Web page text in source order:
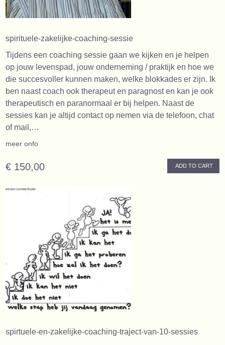
spirituele-zakelijke-coaching-sessie
Tijdens een coaching sessie gaan we kijken en je helpen
op jouw levenspad, jouw onderneming / praktijk en hoe we
die succesvoller kunnen maken, welke blokkades er zijn. Ik
ben naast coach ook therapeut en paragnost en kan je ook
therapeutisch en paranormaal er bij helpen. Naast de
sessies kan je altijd contact op nemen via de telefoon, chat
of mail,…
meer onfo
€ 150,00 ADD TO CART
spirtuele-en-zakelijke-coaching-traject-van-10-sessies